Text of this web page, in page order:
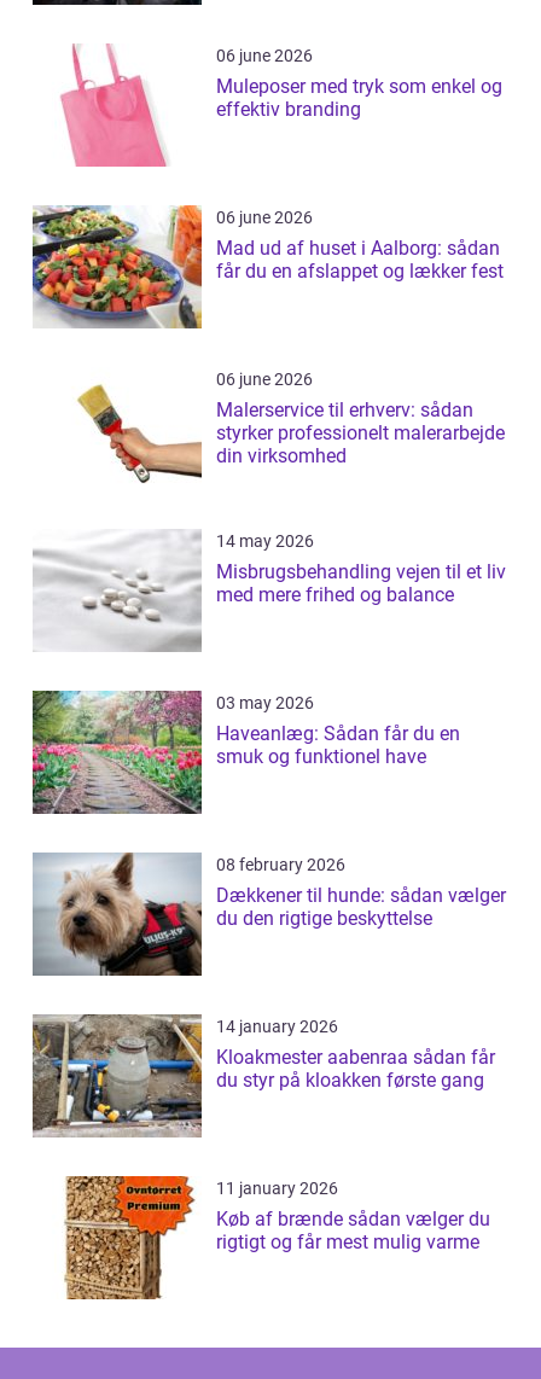
06 june 2026
Muleposer med tryk som enkel og
effektiv branding
06 june 2026
Mad ud af huset i Aalborg: sådan
får du en afslappet og lækker fest
06 june 2026
Malerservice til erhverv: sådan
styrker professionelt malerarbejde
din virksomhed
14 may 2026
Misbrugsbehandling vejen til et liv
med mere frihed og balance
03 may 2026
Haveanlæg: Sådan får du en
smuk og funktionel have
08 february 2026
Dækkener til hunde: sådan vælger
du den rigtige beskyttelse
14 january 2026
Kloakmester aabenraa sådan får
du styr på kloakken første gang
11 january 2026
Køb af brænde sådan vælger du
rigtigt og får mest mulig varme